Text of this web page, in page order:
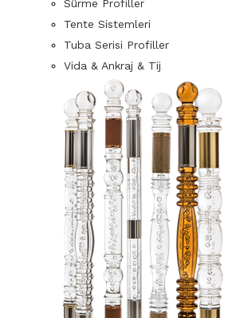
Sürme Profiller
Tente Sistemleri
Tuba Serisi Profiller
Vida & Ankraj & Tij